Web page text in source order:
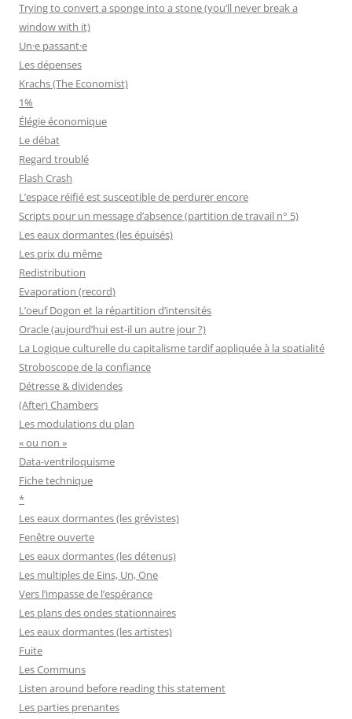
Trying to convert a sponge into a stone (you’ll never break a
window with it)
Un·e passant·e
Les dépenses
Krachs (The Economist)
1%
Élégie économique
Le débat
Regard troublé
Flash Crash
L’espace réifié est susceptible de perdurer encore
Scripts pour un message d’absence (partition de travail n° 5)
Les eaux dormantes (les épuisés)
Les prix du même
Redistribution
Evaporation (record)
L’oeuf Dogon et la répartition d’intensités
Oracle (aujourd’hui est-il un autre jour ?)
La Logique culturelle du capitalisme tardif appliquée à la spatialité
Stroboscope de la confiance
Détresse & dividendes
(After) Chambers
Les modulations du plan
« ou non »
Data-ventriloquisme
Fiche technique
*
Les eaux dormantes (les grévistes)
Fenêtre ouverte
Les eaux dormantes (les détenus)
Les multiples de Eins, Un, One
Vers l’impasse de l’espérance
Les plans des ondes stationnaires
Les eaux dormantes (les artistes)
Fuite
Les Communs
Listen around before reading this statement
Les parties prenantes